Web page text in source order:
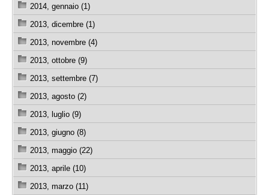
2014, gennaio (1)
2013, dicembre (1)
2013, novembre (4)
2013, ottobre (9)
2013, settembre (7)
2013, agosto (2)
2013, luglio (9)
2013, giugno (8)
2013, maggio (22)
2013, aprile (10)
2013, marzo (11)